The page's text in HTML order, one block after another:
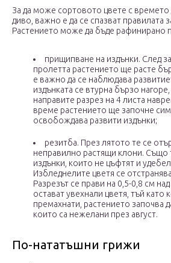
За да може сортовото цвете с времето
диво, важно е да се спазват правилата
Растението може да бъде рафинирано
прищипване на издънки. След
пролетта растението ще расте
е важно да се наблюдава
издънката се втурна бързо
направите разрез на 4 листа
време растението ще започне
освобождава развити издънки;
резитба. През лятото те се
неправилно растящи клони. Също
издънки, които не цъфтят и
Избледнелите цветя се
Разрезът се прави на 0,5-0,8 см
остават увехнали цветя, тъй като
премахнати, растението започва
които са нежелани през август.
По-нататъшни грижи